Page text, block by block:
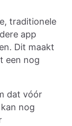
traditionele
app
Dit maakt
een nog
dat vóór
nog